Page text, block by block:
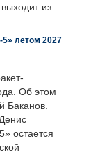
из
5» летом 2027
Об этом
Баканов.
остается